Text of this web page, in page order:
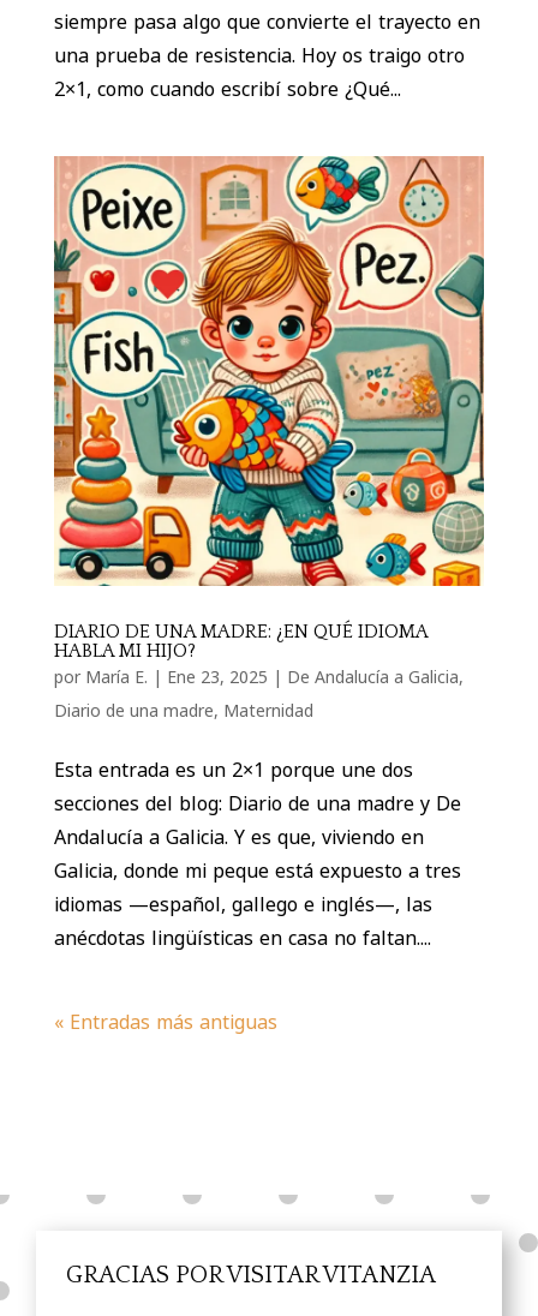
siempre pasa algo que convierte el trayecto en
una prueba de resistencia. Hoy os traigo otro
2×1, como cuando escribí sobre ¿Qué...
DIARIO DE UNA MADRE: ¿EN QUÉ IDIOMA
HABLA MI HIJO?
por María E. | Ene 23, 2025 | De Andalucía a Galicia,
Diario de una madre, Maternidad
Esta entrada es un 2×1 porque une dos
secciones del blog: Diario de una madre y De
Andalucía a Galicia. Y es que, viviendo en
Galicia, donde mi peque está expuesto a tres
idiomas —español, gallego e inglés—, las
anécdotas lingüísticas en casa no faltan....
« Entradas más antiguas
GRACIAS POR VISITAR VITANZIA